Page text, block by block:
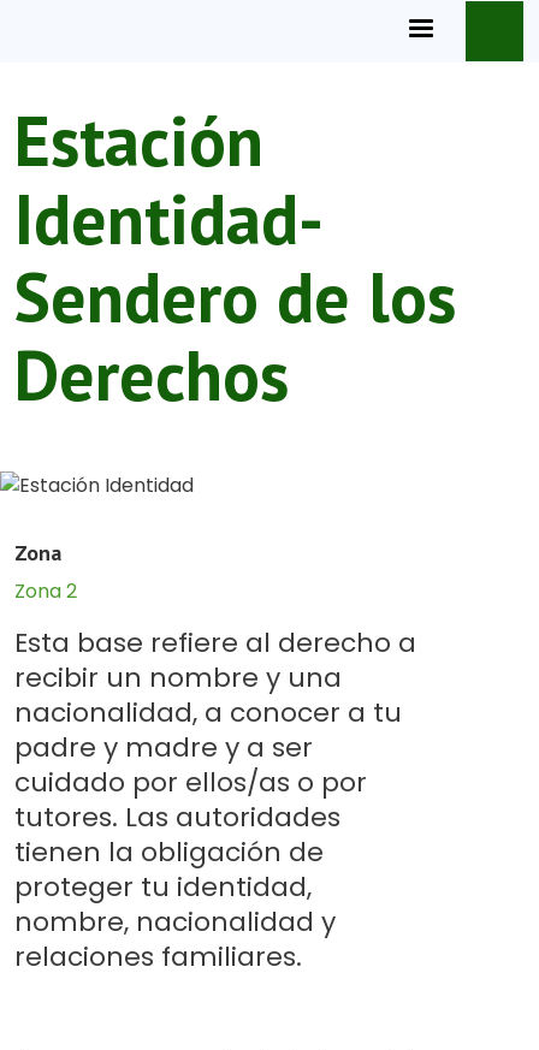
Estación
Identidad-
Sendero de los
Derechos
Zona
Zona 2
Esta base refiere al derecho a
recibir un nombre y una
nacionalidad, a conocer a tu
padre y madre y a ser
cuidado por ellos/as o por
tutores. Las autoridades
tienen la obligación de
proteger tu identidad,
nombre, nacionalidad y
relaciones familiares.